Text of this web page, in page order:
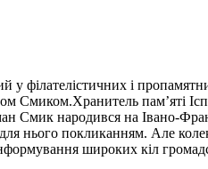
філателістичних і
пам’яті
Смик народився на Івано-
нього покликанням. Але
широких кіл